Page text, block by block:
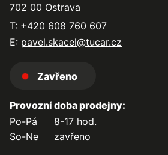
702 00 Ostrava
T: +420 608 760 607
E: pavel.skacel@tucar.cz
Zavřeno
Provozní doba prodejny:
Po-Pá
8-17 hod.
So-Ne
zavřeno